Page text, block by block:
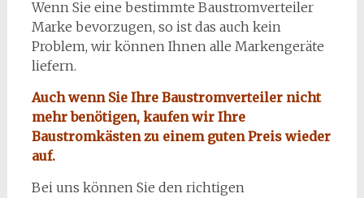
Wenn Sie eine bestimmte Baustromverteiler
Marke bevorzugen, so ist das auch kein
Problem, wir können Ihnen alle Markengeräte
liefern.
Auch wenn Sie Ihre Baustromverteiler nicht
mehr benötigen, kaufen wir Ihre
Baustromkästen zu einem guten Preis wieder
auf.
Bei uns können Sie den richtigen